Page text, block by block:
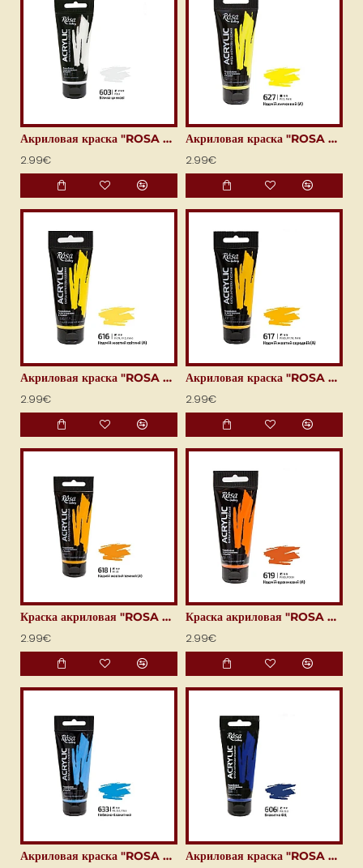
Акриловая краска "ROSA Gallery" (60 мл) Цинково-белая
2.99€
Акриловая краска "ROSA Gallery" (60 мл) Кадмий лимонный
2.99€
Акриловая краска "ROSA Gallery" (60 мл) Кадмий жёлтый светлый
2.99€
Акриловая краска "ROSA Gallery" (60 мл) Кадмий жёлтый средний
2.99€
Краска акриловая "ROSA Gallery" (60 мл) Кадмий жёлтый тёмный
2.99€
Краска акриловая "ROSA Gallery" (60 мл) Кадмий оранжевый
2.99€
Акриловая краска "ROSA Gallery" (60 мл) Небесно-голубой Акриловая краска "ROSA Gallery" (60 мл) Фталоцианиновый синий